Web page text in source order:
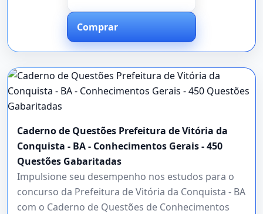
Comprar
Caderno de Questões Prefeitura de Vitória da
Conquista - BA - Conhecimentos Gerais - 450
Questões Gabaritadas
Impulsione seu desempenho nos estudos para o
concurso da Prefeitura de Vitória da Conquista - BA
com o Caderno de Questões de Conhecimentos